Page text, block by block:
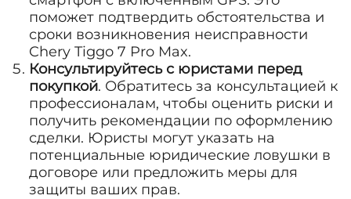
поможет подтвердить обстоятельства и
сроки возникновения неисправности
Chery Tiggo 7 Pro Max.
Консультируйтесь с юристами перед
покупкой. Обратитесь за консультацией к
профессионалам, чтобы оценить риски и
получить рекомендации по оформлению
сделки. Юристы могут указать на
потенциальные юридические ловушки в
договоре или предложить меры для
защиты ваших прав.